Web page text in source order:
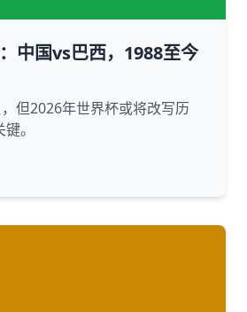
中国vs巴西，1988至今
但2026年世界杯或将改写历
。